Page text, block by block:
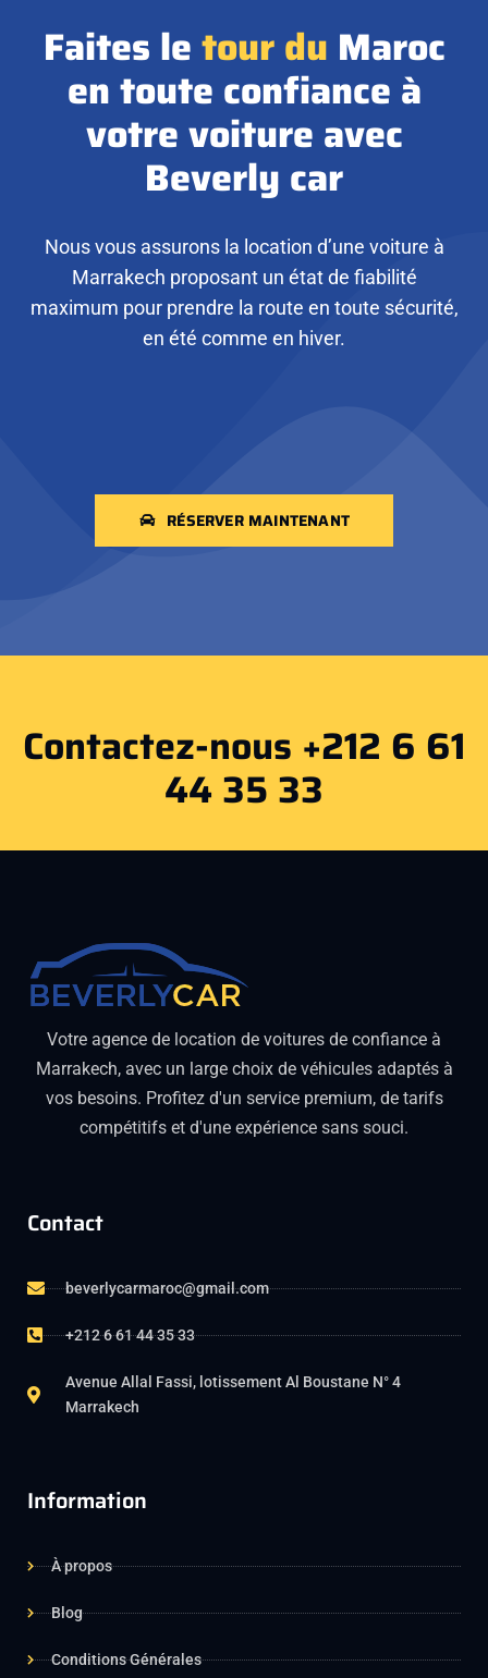
Faites letourdu Maroc
en toute confiance à
votre voiture avec
Beverly car
Nous vous assurons la location d’une voiture à
Marrakech proposant un état de fiabilité
maximum pour prendre la route en toute sécurité,
en été comme en hiver.
RÉSERVER MAINTENANT
Contactez-nous +212 6 61
44 35 33
Votre agence de location de voitures de confiance à
Marrakech, avec un large choix de véhicules adaptés à
vos besoins. Profitez d'un service premium, de tarifs
compétitifs et d'une expérience sans souci.
Contact
beverlycarmaroc@gmail.com
+212 6 61 44 35 33
Avenue Allal Fassi, lotissement Al Boustane N° 4
Marrakech
Information
À propos
Blog
Conditions Générales